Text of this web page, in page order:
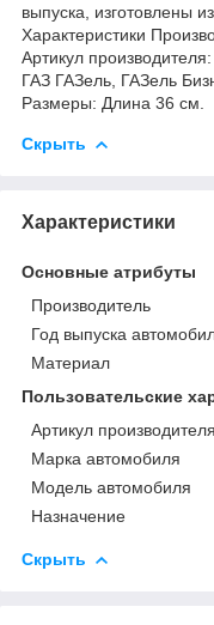
выпуска, изготовлены
Характеристики
Артикул
ГАЗ ГАЗель, ГАЗель
Размеры: Длина 36 см.
Скрыть
Характеристики
Основные атрибуты
Производитель
Год выпуска
Материал
Пользовательские
Артикул производителя
Марка автомобиля
Модель автомобиля
Назначение
Скрыть